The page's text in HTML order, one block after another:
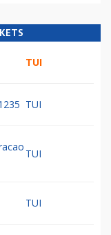
TUI
TUI
TUI
TUI